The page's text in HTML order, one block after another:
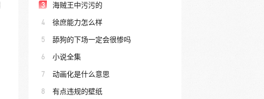
3 海贼王中污污的
4 徐庶能力怎么样
5 舔狗的下场一定会很惨吗
6 小说全集
7 动画化是什么意思
8 有点违规的壁纸